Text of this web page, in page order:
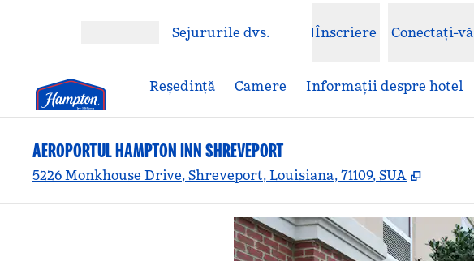
Deschideți meniulSejururile dvs. Înscriere Conectați-vă
Reşedinţă Camere Informații despre hotel
AEROPORTUL HAMPTON INN SHREVEPORT
5226 Monkhouse Drive, Shreveport, Louisiana, 71109, SUA ,